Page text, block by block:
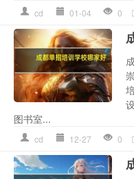
cd 01-04 0
图书室...
cd 12-27 0